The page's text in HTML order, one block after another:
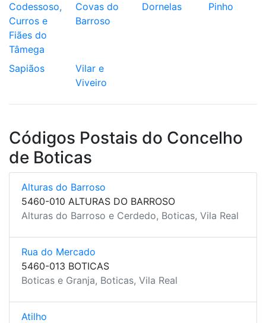
Codessoso,
Curros e
Fiães do
Tâmega
Covas do
Barroso
Dornelas Pinho
Sapiãos
Vilar e
Viveiro
Códigos Postais do Concelho
de Boticas
Alturas do Barroso
5460-010 ALTURAS DO BARROSO
Alturas do Barroso e Cerdedo, Boticas, Vila Real
Rua do Mercado
5460-013 BOTICAS
Boticas e Granja, Boticas, Vila Real
Atilho